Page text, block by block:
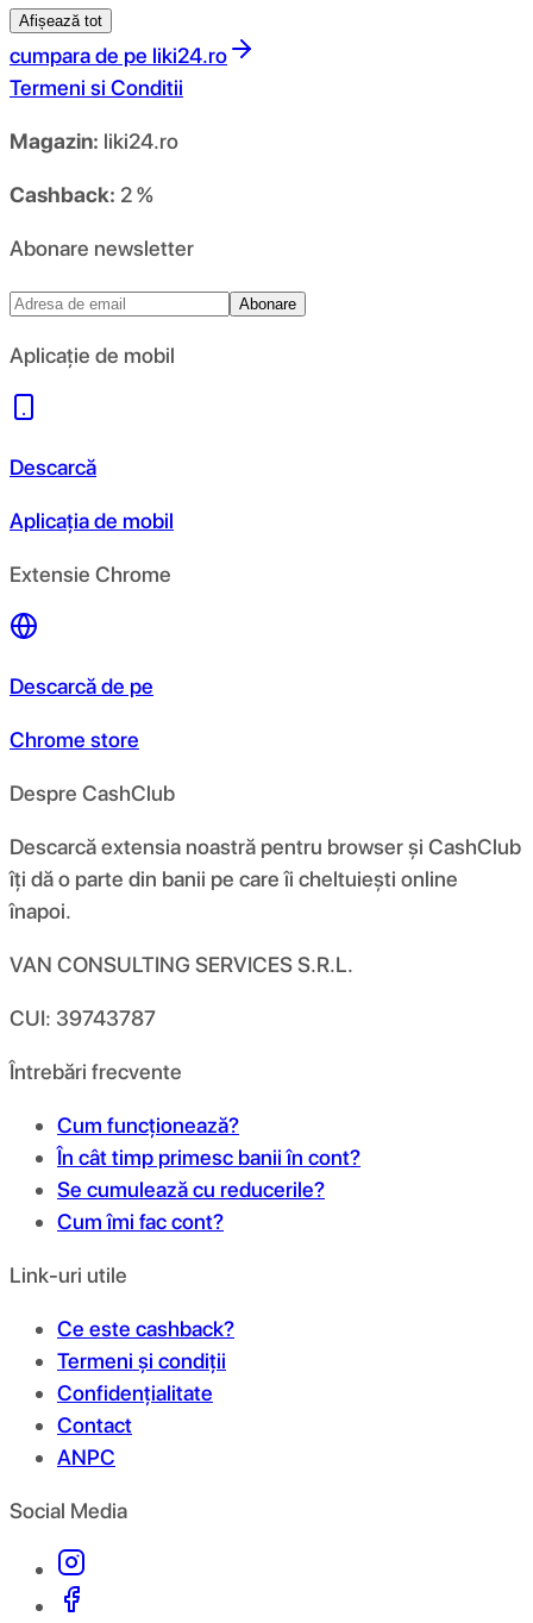
Afișează tot
cumpara de pe liki24.ro
Termeni si Conditii
Magazin: liki24.ro
Cashback: 2 %
Abonare newsletter
Abonare
Aplicație de mobil
Descarcă
Aplicația de mobil
Extensie Chrome
Descarcă de pe
Chrome store
Despre CashClub
Descarcă extensia noastră pentru browser și CashClub
îți dă o parte din banii pe care îi cheltuiești online
înapoi.
VAN CONSULTING SERVICES S.R.L.
CUI: 39743787
Întrebări frecvente
Cum funcționează?
În cât timp primesc banii în cont?
Se cumulează cu reducerile?
Cum îmi fac cont?
Link-uri utile
Ce este cashback?
Termeni și condiții
Confidențialitate
Contact
ANPC
Social Media